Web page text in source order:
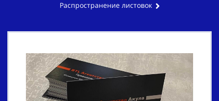
Распространение листовок